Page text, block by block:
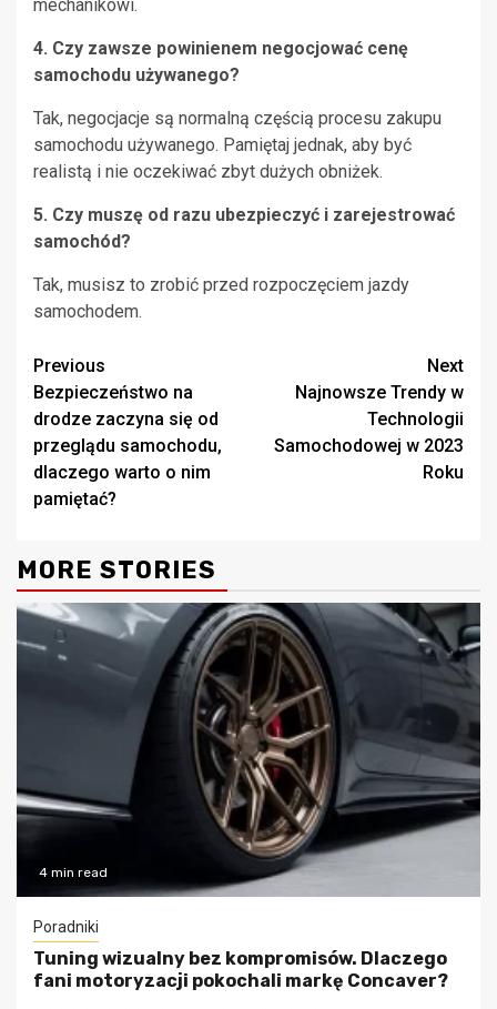
mechanikowi.
4. Czy zawsze powinienem negocjować cenę
samochodu używanego?
Tak, negocjacje są normalną częścią procesu zakupu
samochodu używanego. Pamiętaj jednak, aby być
realistą i nie oczekiwać zbyt dużych obniżek.
5. Czy muszę od razu ubezpieczyć i zarejestrować
samochód?
Tak, musisz to zrobić przed rozpoczęciem jazdy
samochodem.
Continue
Reading
Previous
Bezpieczeństwo na
drodze zaczyna się od
przeglądu samochodu,
dlaczego warto o nim
pamiętać?
Next
Najnowsze Trendy w
Technologii
Samochodowej w 2023
Roku
MORE STORIES
4 min read
Poradniki
Tuning wizualny bez kompromisów. Dlaczego
fani motoryzacji pokochali markę Concaver?